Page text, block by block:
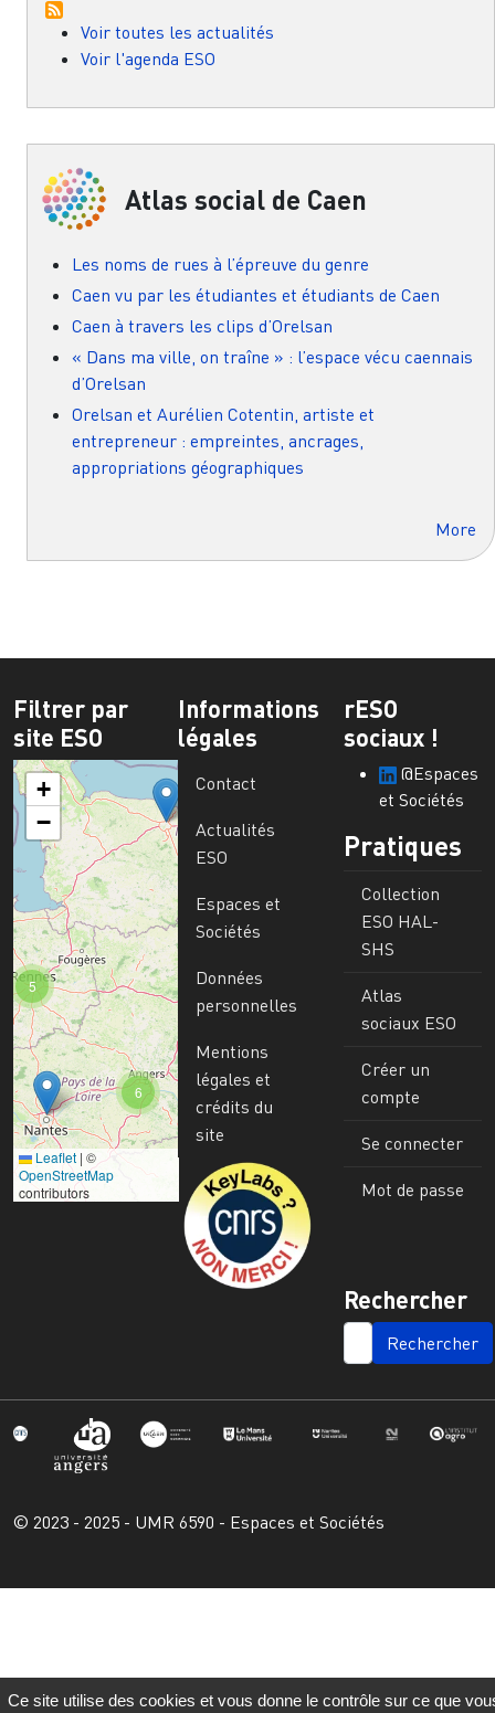
Voir toutes les actualités
Voir l'agenda ESO
Atlas social de Caen
Les noms de rues à l’épreuve du genre
Caen vu par les étudiantes et étudiants de Caen
Caen à travers les clips d’Orelsan
« Dans ma ville, on traîne » : l’espace vécu caennais
d’Orelsan
Orelsan et Aurélien Cotentin, artiste et
entrepreneur : empreintes, ancrages,
appropriations géographiques
More
Filtrer par
site ESO
6
5
+
−
Leaflet | ©
OpenStreetMap
contributors
Informations
légales
Contact
Actualités
ESO
Espaces et
Sociétés
Données
personnelles
Mentions
légales et
crédits du
site
Image
rESO
sociaux !
@Espaces
et Sociétés
Pratiques
Collection
ESO HAL-
SHS
Atlas
sociaux ESO
Créer un
compte
Se connecter
Mot de passe
Rechercher
SEARCH
© 2023 - 2025 - UMR 6590 - Espaces et Sociétés
Ce site utilise des cookies et vous donne le contrôle sur ce que